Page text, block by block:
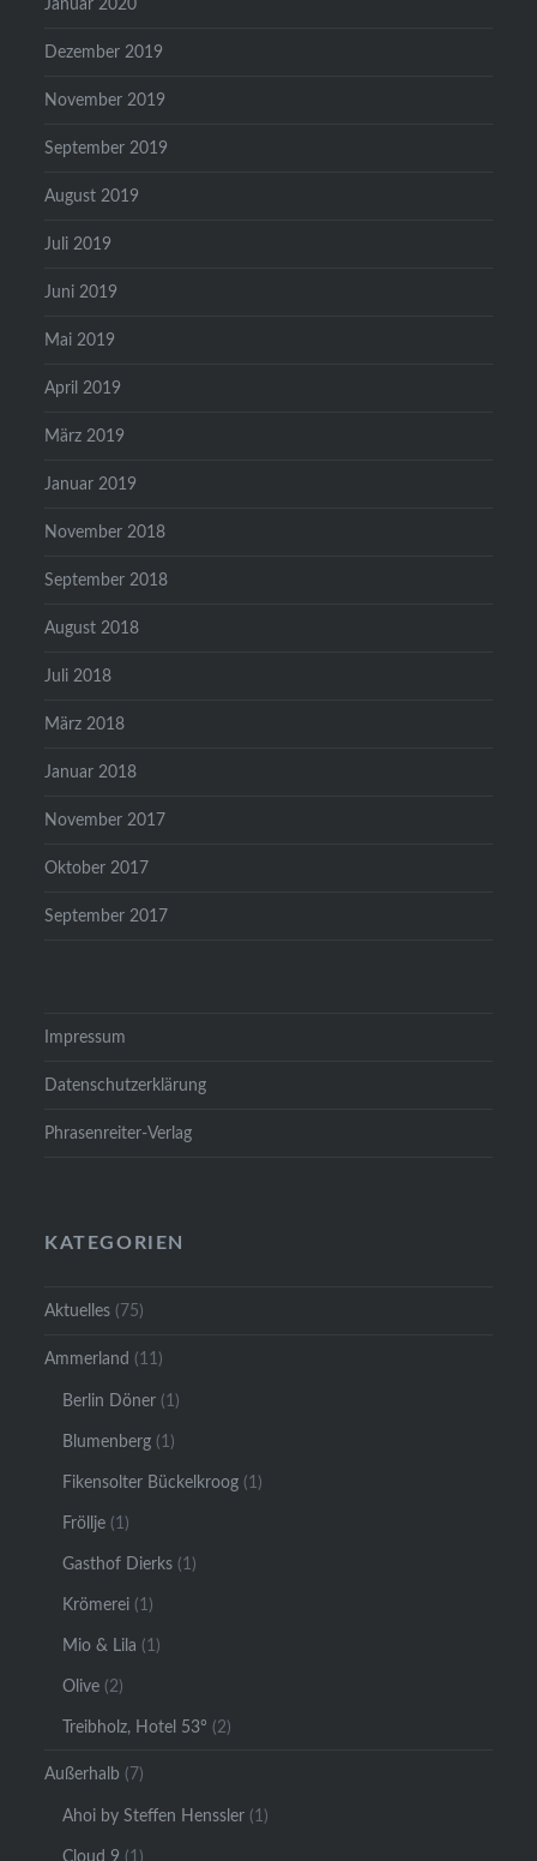
Januar 2020
Dezember 2019
November 2019
September 2019
August 2019
Juli 2019
Juni 2019
Mai 2019
April 2019
März 2019
Januar 2019
November 2018
September 2018
August 2018
Juli 2018
März 2018
Januar 2018
November 2017
Oktober 2017
September 2017
Impressum
Datenschutzerklärung
Phrasenreiter-Verlag
KATEGORIEN
Aktuelles (75)
Ammerland (11)
Berlin Döner (1)
Blumenberg (1)
Fikensolter Bückelkroog (1)
Fröllje (1)
Gasthof Dierks (1)
Krömerei (1)
Mio & Lila (1)
Olive (2)
Treibholz, Hotel 53° (2)
Außerhalb (7)
Ahoi by Steffen Henssler (1)
Cloud 9 (1)